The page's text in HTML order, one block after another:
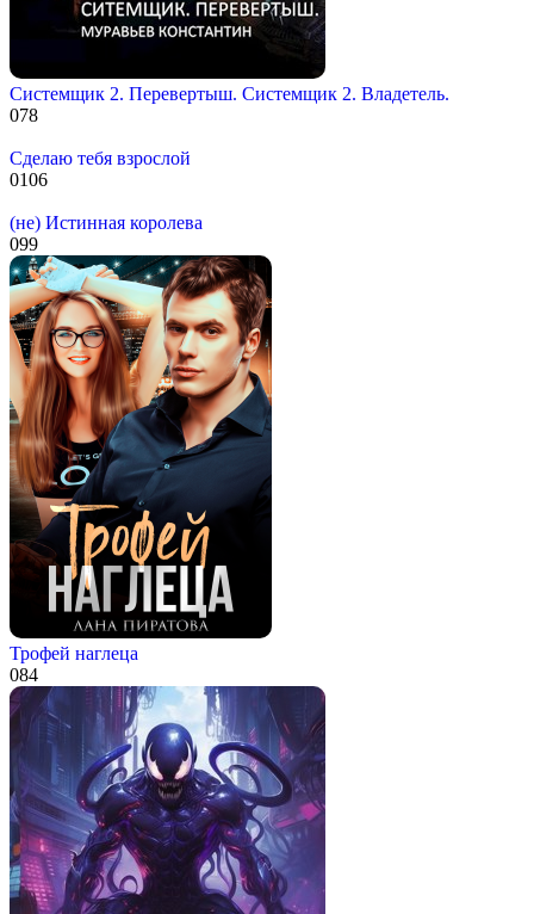
Системщик 2. Перевертыш. Системщик 2. Владетель.
078
Сделаю тебя взрослой
0106
(не) Истинная королева
099
Трофей наглеца
084